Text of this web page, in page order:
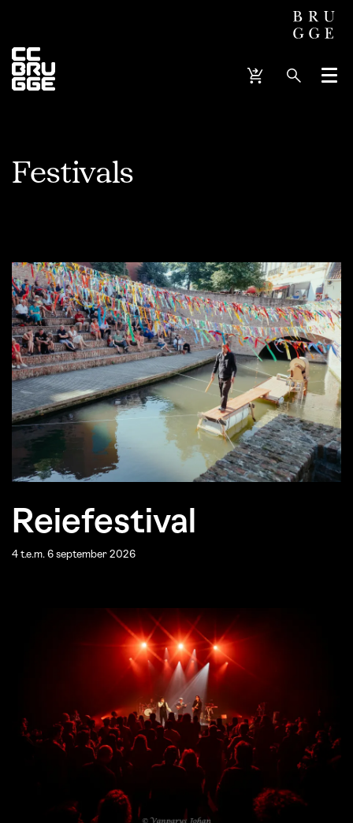
Menu
Festivals
Reiefestival
4 t.e.m. 6 september 2026